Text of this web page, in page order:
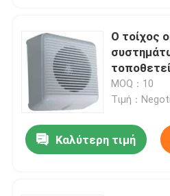
Ακουστικός ενισχυτής
Ομιλητής στηλών σειράς
Σύστημα εκκένωσης φωνής
Ο τοίχος
ομιλητή
MOQ：10
Τιμή：
Καλύτερη τιμή